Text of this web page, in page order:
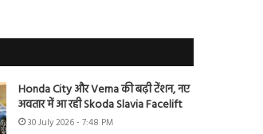
Honda City और Verna की बढ़ी टेंशन, नए
अवतार में आ रही Skoda Slavia Facelift
30 July 2026 - 7:48 PM